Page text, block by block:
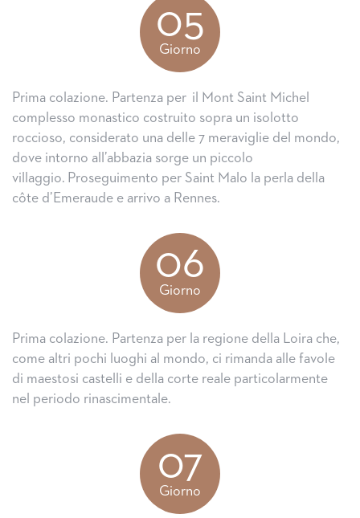
05
Giorno
Prima colazione. Partenza per il Mont Saint Michel
complesso monastico costruito sopra un isolotto
roccioso, considerato una delle 7 meraviglie del mondo,
dove intorno all’abbazia sorge un piccolo
villaggio. Proseguimento per Saint Malo la perla della
côte d’Emeraude e arrivo a Rennes.
06
Giorno
Prima colazione. Partenza per la regione della Loira che,
come altri pochi luoghi al mondo, ci rimanda alle favole
di maestosi castelli e della corte reale particolarmente
nel periodo rinascimentale.
07
Giorno